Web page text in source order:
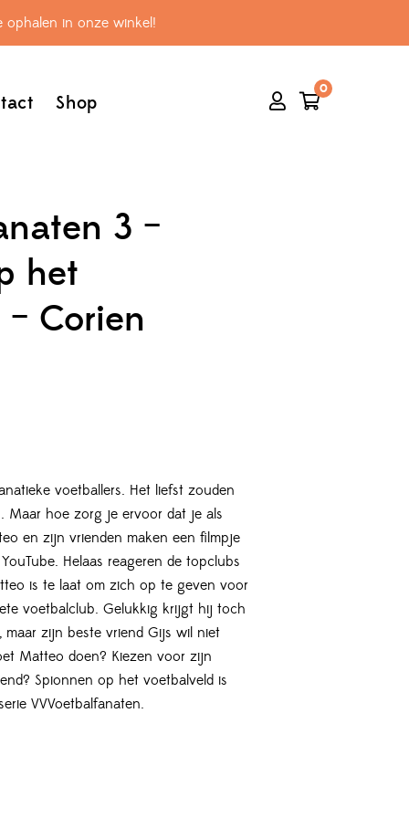
ophalen in onze winkel!
Shop
0
3 –
het
Corien
voetballers. Het liefst zouden
Maar hoe zorg je ervoor dat je als
en zijn vrienden maken een filmpje
Helaas reageren de topclubs
is te laat om zich op te geven voor
voetbalclub. Gelukkig krijgt hij toch
zijn beste vriend Gijs wil niet
Matteo doen? Kiezen voor zijn
Spionnen op het voetbalveld is
VVVoetbalfanaten.